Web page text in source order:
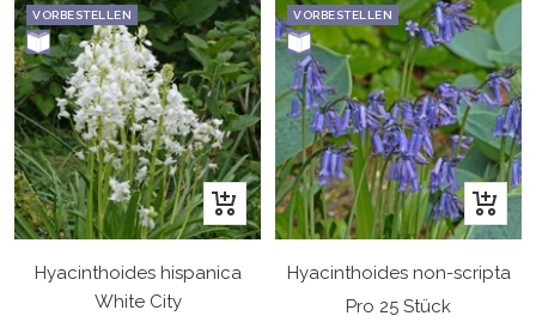
VORBESTELLEN
In
den
Warenkorb
Hyacinthoides hispanica
White City
VORBESTELLEN
In
den
Hyacinthoides non-scripta
Pro 25 Stück